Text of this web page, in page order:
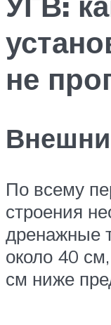
не
По всему
строения
дренажные
около 40
см ниже